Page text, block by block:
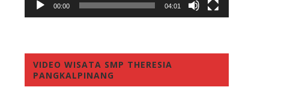
00:00 04:01
VIDEO WISATA SMP THERESIA
PANGKALPINANG